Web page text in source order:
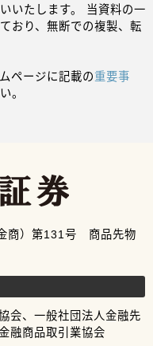
いたします。 当資料の一
おり、無断での複製、転
ページに記載の重要事
。
商）第131号 商品先物
会、一般社団法人金融先
融商品取引業協会